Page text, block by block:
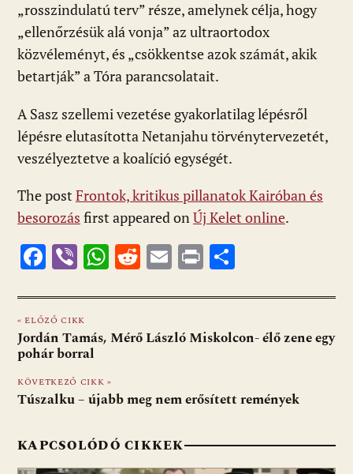
„rosszindulatú terv” része, amelynek célja, hogy
„ellenőrzésük alá vonja” az ultraortodox
közvéleményt, és „csökkentse azok számát, akik
betartják” a Tóra parancsolatait.
A Sasz szellemi vezetése gyakorlatilag lépésről
lépésre elutasította Netanjahu törvénytervezetét,
veszélyeztetve a koalíció egységét.
The post Frontok, kritikus pillanatok Kairóban és
besorozás first appeared onÚj Kelet online.
F
e
b
o
o
k
Vi
er
W
at
s
p
p
R
d
di
E
ai
l
Pr
t za
m
« ELŐZŐ CIKK
Jordán Tamás, Mérő László Miskolcon- élő zene egy
pohár borral
KÖVETKEZŐ CIKK »
Túszalku – újabb meg nem erősített remények
KAPCSOLÓDÓ CIKKEK